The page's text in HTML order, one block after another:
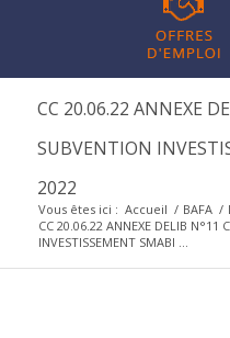
CC 20.06.22 ANNEXE
SUBVENTION
2022
Vous êtes ici : Accueil / BAFA /
CC 20.06.22 ANNEXE DELIB N°11
INVESTISSEMENT SMABI ...